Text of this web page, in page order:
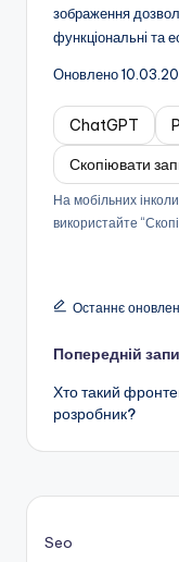
зображення
функціональні та
Оновлено
ChatGPT
Скопіювати
На мобільних
використайте
Останнє
по
запису
Попередній
Хто такий
розробник?
Seo